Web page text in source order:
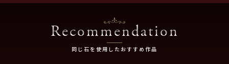
Recommendation
同じ石を使用したおすすめ作品